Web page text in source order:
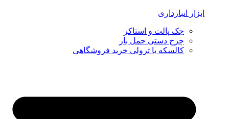
ابزار انبارداری
جک پالت و استاکر
چرخ دستی حمل بار
کالسکه یا ترولی خرید فروشگاهی